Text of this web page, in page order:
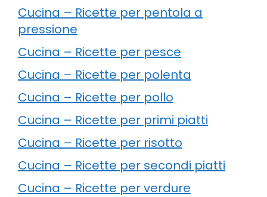
Cucina – Ricette per pentola a
pressione
Cucina – Ricette per pesce
Cucina – Ricette per polenta
Cucina – Ricette per pollo
Cucina – Ricette per primi piatti
Cucina – Ricette per risotto
Cucina – Ricette per secondi piatti
Cucina – Ricette per verdure